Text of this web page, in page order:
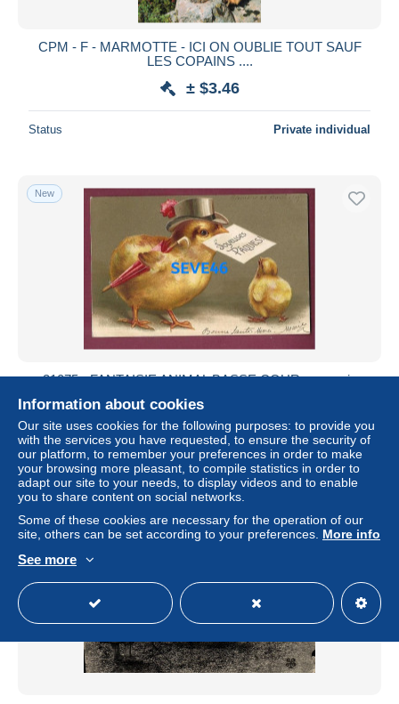
CPM - F - MARMOTTE - ICI ON OUBLIE TOUT SAUF
LES COPAINS ....
± $3.46
Status Private individual
New
31075 - FANTAISIE ANIMAL BASSE COUR - poussin
± $5.91
Status Private individual
New
Information about cookies
Our site uses cookies for the following purposes: to provide you
with the services you have requested, to ensure the security of
our platform, to remember your preferences in order to make
your browsing more pleasant, to compile statistics in order to
adapt our site to your needs, to display videos and to enable
you to share content on social networks.
Some of these cookies are necessary for the operation of our
site, others can be set according to your preferences. More info
See more